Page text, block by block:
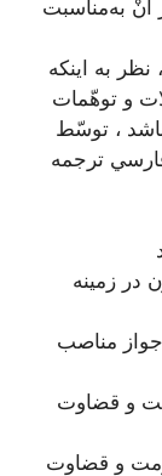
آن‌ْ به‌مناسبت‌
به‌ اينكه‌
و توهّمات‌
، توسّط‌
ترجمه‌
در زمینه
مناصب
و قضاوت
و قضاوت